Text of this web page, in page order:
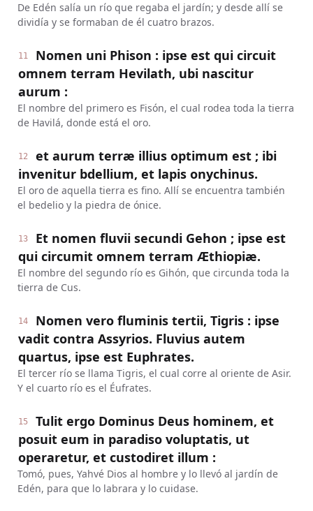
De Edén salía un río que regaba el jardín; y desde allí se
dividía y se formaban de él cuatro brazos.
11
Nomen uni Phison : ipse est qui circuit
omnem terram Hevilath, ubi nascitur
aurum :
El nombre del primero es Fisón, el cual rodea toda la tierra
de Havilá, donde está el oro.
12
et aurum terræ illius optimum est ; ibi
invenitur bdellium, et lapis onychinus.
El oro de aquella tierra es fino. Allí se encuentra también
el bedelio y la piedra de ónice.
13
Et nomen fluvii secundi Gehon ; ipse est
qui circumit omnem terram Æthiopiæ.
El nombre del segundo río es Gihón, que circunda toda la
tierra de Cus.
14
Nomen vero fluminis tertii, Tigris : ipse
vadit contra Assyrios. Fluvius autem
quartus, ipse est Euphrates.
El tercer río se llama Tigris, el cual corre al oriente de Asir.
Y el cuarto río es el Éufrates.
15
Tulit ergo Dominus Deus hominem, et
posuit eum in paradiso voluptatis, ut
operaretur, et custodiret illum :
Tomó, pues, Yahvé Dios al hombre y lo llevó al jardín de
Edén, para que lo labrara y lo cuidase.